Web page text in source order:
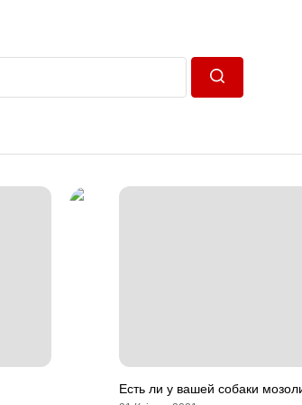
Есть ли у вашей собаки